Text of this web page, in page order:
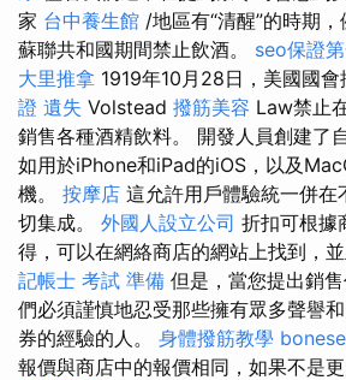
家 台中養生館 /地區有“清醒”的時期
蘇聯共和國期間禁止飲酒。 seo保證
大里推拿 1919年10月28日，美國國會
證 遺失 Volstead 撥筋美容 Law禁止
銷售各種酒精飲料。 開發人員創建了
如用於iPhone和iPad的iOS，以及
機。 按摩店 這允許用戶體驗統一併在
切集成。 外國人設立公司 折扣可根據
得，可以在網絡商店的網站上找到，並
記帳士 考試 準備 但是，當您提出銷
們必須謹慎地忍受那些擁有眾多聲譽
券的經驗的人。 身體撥筋教學
報價與商店中的報價相同，如果不是更